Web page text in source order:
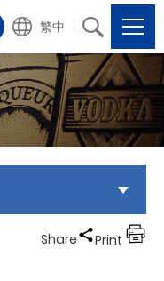
繁中
Share Print